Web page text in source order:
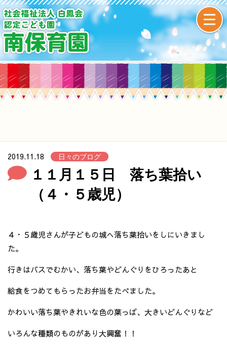
2019.11.18 日々のブログ
１１月１５日 落ち葉拾い
（４・５歳児）
４・５歳児さんが子どもの城へ落ち葉拾いをしにいきまし
た。
行きはバスでむかい、落ち葉やどんぐりをひろったあと
給食をつめてもらったお弁当をたべました。
かわいい落ち葉やきれいな色の葉っぱ、大きいどんぐりなど
いろんな種類のものがあり大興奮！！